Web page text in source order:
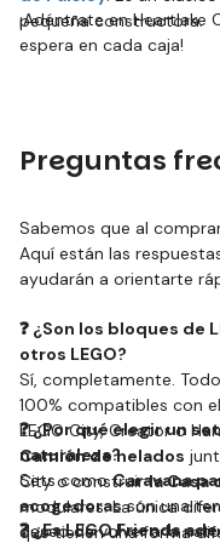
pequeña constructora.
¡Adéntrate en Heartlake
espera en cada caja!
Preguntas
Sabemos que al
Aquí están las
ayudarán a orientarte
❓ ¿Son los bloques de
otros LEGO?
Sí, completamente.
100% compatibles con
LEGO City, Creator o
Camión de helados
City o construirla Casa
modulares. La única
que tienen una forma
❓ ¿Por qué elegir un
naturaleza?
Sets comoCaravana
acogedorasson una
deseo de volver a la
❓ ¿Es LEGO Friends